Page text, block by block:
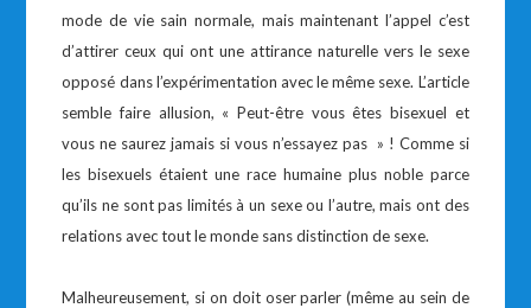
mode de vie sain normale, mais maintenant l’appel c’est
d’attirer ceux qui ont une attirance naturelle vers le sexe
opposé dans l’expérimentation avec le même sexe. L’article
semble faire allusion, « Peut-être vous êtes bisexuel et
vous ne saurez jamais si vous n’essayez pas » ! Comme si
les bisexuels étaient une race humaine plus noble parce
qu’ils ne sont pas limités à un sexe ou l’autre, mais ont des
relations avec tout le monde sans distinction de sexe.
Malheureusement, si on doit oser parler (même au sein de